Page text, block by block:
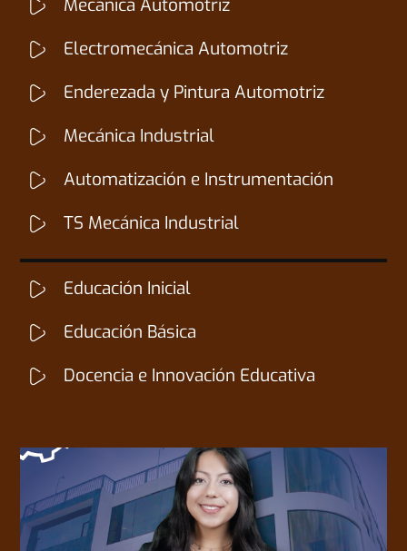
Mecánica Automotriz
Electromecánica Automotriz
Enderezada y Pintura Automotriz
Mecánica Industrial
Automatización e Instrumentación
TS Mecánica Industrial
Educación Inicial
Educación Básica
Docencia e Innovación Educativa
CARRERAS DE